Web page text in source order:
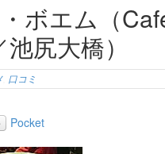
ボエム（
尻大橋）
口コミ
Pocket